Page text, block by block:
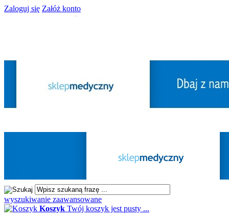
Zaloguj się Załóż konto
wyszukiwanie zaawansowane
Koszyk Twój koszyk jest pusty ...